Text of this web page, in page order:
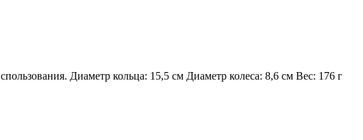
Диаметр кольца: 15,5 см Диаметр колеса: 8,6 см Вес: 176 г